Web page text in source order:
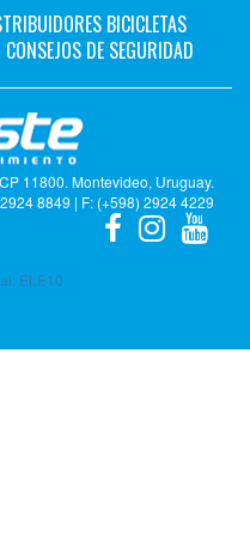
BICICLETAS
CONSEJOS DE SEGURIDAD
11800. Montevideo, Uruguay.
8849 | F: (+598) 2924 4229
ELE10